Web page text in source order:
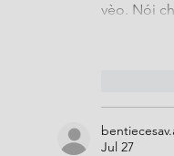
vèo. Nói
Jul 27